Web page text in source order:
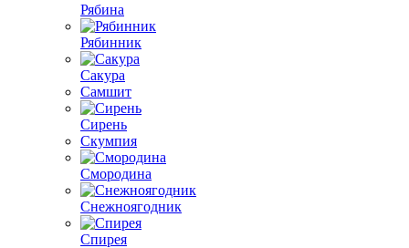
Рябина
Рябинник
Сакура
Самшит
Сирень
Скумпия
Смородина
Снежноягодник
Спирея